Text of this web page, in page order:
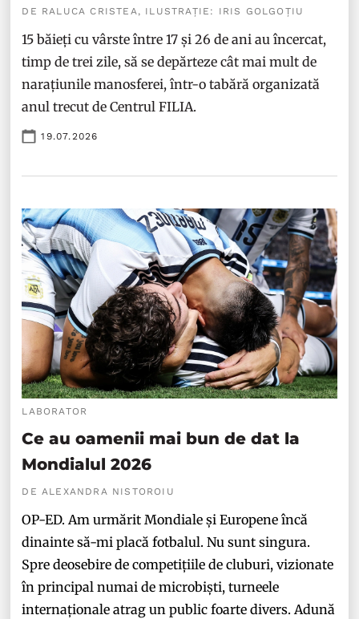
DE RALUCA CRISTEA, ILUSTRAȚIE: IRIS GOLGOȚIU
15 băieți cu vârste între 17 și 26 de ani au încercat,
timp de trei zile, să se depărteze cât mai mult de
narațiunile manosferei, într-o tabără organizată
anul trecut de Centrul FILIA.
19.07.2026
LABORATOR
Ce au oamenii mai bun de dat la
Mondialul 2026
DE ALEXANDRA NISTOROIU
OP-ED. Am urmărit Mondiale și Europene încă
dinainte să-mi placă fotbalul. Nu sunt singura.
Spre deosebire de competițiile de cluburi, vizionate
în principal numai de microbiști, turneele
internaționale atrag un public foarte divers. Adună